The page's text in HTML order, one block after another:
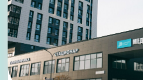
Наши партнеры